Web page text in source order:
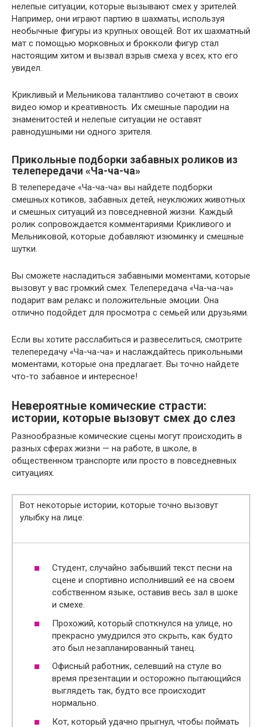
нелепые ситуации, которые вызывают смех у зрителей.
Например, они играют партию в шахматы, используя
необычные фигуры из крупных овощей. Вот их шахматный
мат с помощью морковных и брокколи фигур стал
настоящим хитом и вызвал взрыв смеха у всех, кто его
увидел.
Крикливый и Мельникова талантливо сочетают в своих
видео юмор и креативность. Их смешные пародии на
знаменитостей и нелепые ситуации не оставят
равнодушными ни одного зрителя.
Прикольные подборки забавных роликов из
телепередачи «Ча-ча-ча»
В телепередаче «Ча-ча-ча» вы найдете подборки
смешных котиков, забавных детей, неуклюжих животных
и смешных ситуаций из повседневной жизни. Каждый
ролик сопровождается комментариями Крикливого и
Мельниковой, которые добавляют изюминку и смешные
шутки.
Вы сможете насладиться забавными моментами, которые
вызовут у вас громкий смех. Телепередача «Ча-ча-ча»
подарит вам релакс и положительные эмоции. Она
отлично подойдет для просмотра с семьей или друзьями.
Если вы хотите расслабиться и развеселиться, смотрите
телепередачу «Ча-ча-ча» и наслаждайтесь прикольными
моментами, которые она предлагает. Вы точно найдете
что-то забавное и интересное!
Невероятные комические страсти:
истории, которые вызовут смех до слез
Разнообразные комические сцены могут происходить в
разных сферах жизни — на работе, в школе, в
общественном транспорте или просто в повседневных
ситуациях.
Вот некоторые истории, которые точно вызовут
улыбку на лице:
Студент, случайно забывший текст песни на
сцене и спортивно исполнивший ее на своем
собственном языке, оставив весь зал в шоке
и смехе.
Прохожий, который споткнулся на улице, но
прекрасно умудрился это скрыть, как будто
это был незапланированный танец.
Офисный работник, селевший на стуле во
время презентации и осторожно пытающийся
выглядеть так, будто все происходит
нормально.
Кот, который удачно прыгнул, чтобы поймать